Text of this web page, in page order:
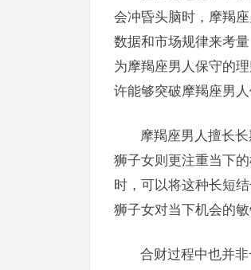
会冲昏头脑时，摩羯
数据和市场规律来考
为摩羯座男人保守的
许能够突破摩羯座男
摩羯座男人擅长
狮子女则更注重当下
时，可以将这种长短
狮子女对当下机会的
合财过程中也并